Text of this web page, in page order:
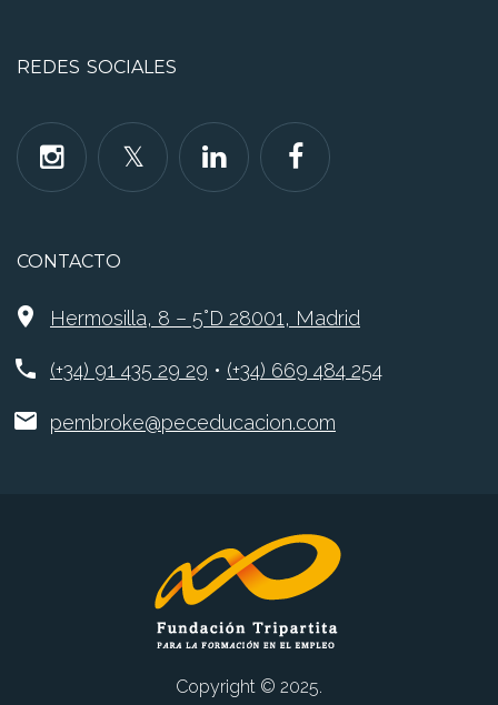
REDES SOCIALES
CONTACTO
Hermosilla, 8 – 5°D 28001, Madrid
(+34) 91 435 29 29 • (+34) 669 484 254
pembroke@peceducacion.com
Copyright © 2025.